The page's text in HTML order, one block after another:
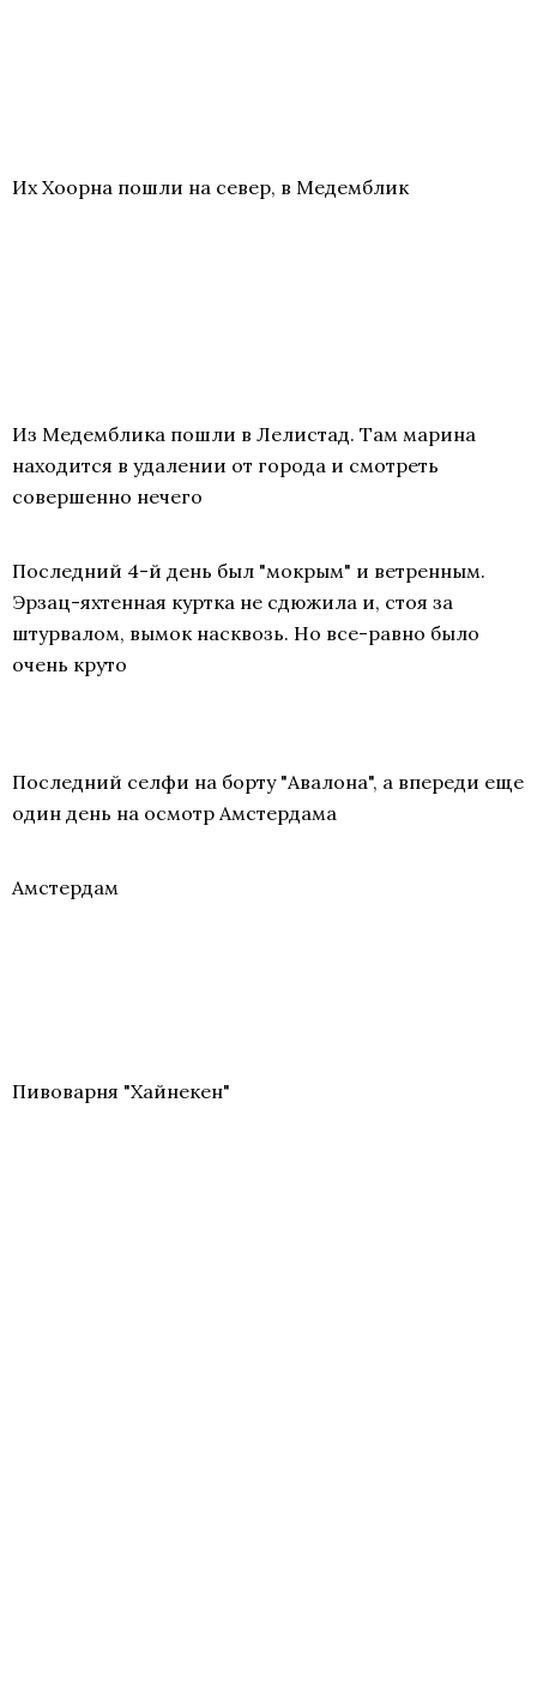
Их Хоорна пошли на север, в Медемблик
Из Медемблика пошли в Лелистад. Там марина
находится в удалении от города и смотреть
совершенно нечего
Последний 4-й день был "мокрым" и ветренным.
Эрзац-яхтенная куртка не сдюжила и, стоя за
штурвалом, вымок насквозь. Но все-равно было
очень круто
Последний селфи на борту "Авалона", а впереди еще
один день на осмотр Амстердама
Амстердам
Пивоварня "Хайнекен"